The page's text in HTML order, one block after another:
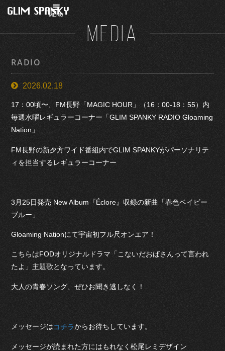
MENU
MEDIA
RADIO
2026.02.18
17：00頃〜、FM長野「MAGIC HOUR」（16：00-18：55）内
毎週水曜レギュラーコーナー「GLIM SPANKY RADIO Gloaming
Nation」
FM長野の新夕方ワイド番組内でGLIM SPANKYがパーソナリテ
ィを担当するレギュラーコーナー
3月25日発売 New Album『Éclore』収録の新曲「春色ベイビー
ブルー」
Gloaming Nationにて宇宙初フル尺オンエア！
こちらはFODオリジナルドラマ「こないだおばさんって言われ
たよ」主題歌となっています。
大人の青春ソング、ぜひお聞き逃しなく！
メッセージはコチラからお待ちしています。
メッセージが読まれた方にはもれなく松尾レミデザイン